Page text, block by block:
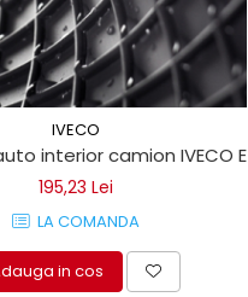
hidraulica
IVECO
interior camion IVECO
195,23 Lei
LA COMANDA
in cos